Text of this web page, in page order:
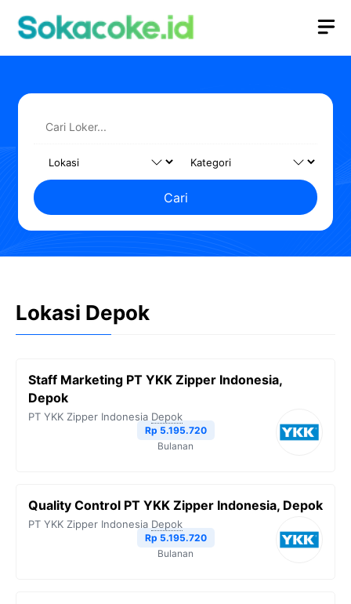
Cari
Lokasi Depok
Staff Marketing PT YKK Zipper Indonesia,
Depok
PT YKK Zipper Indonesia Depok
Rp 5.195.720
Bulanan
Quality Control PT YKK Zipper Indonesia, Depok
PT YKK Zipper Indonesia Depok
Rp 5.195.720
Bulanan